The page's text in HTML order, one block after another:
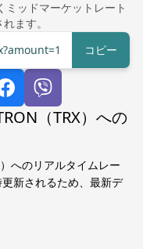
ッドマーケットレート
ます。
コピー
（TRX）への
へのリアルタイムレー
新されるため、最新デ